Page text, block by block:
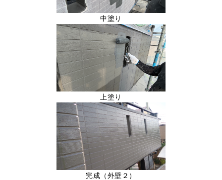
中塗り
上塗り
完成（外壁２）